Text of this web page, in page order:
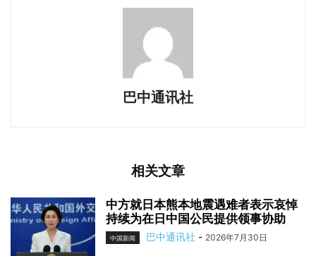
巴中通讯社
相关文章
中方就日本熊本地震遇难者表示哀悼
持续为在日中国公民提供领事协助
中国新闻 巴中通讯社 - 2026年7月30日